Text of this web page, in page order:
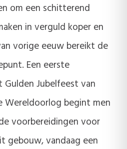
om een schitterend
in verguld koper en
vorige eeuw bereikt de
Een eerste
Jubelfeest van
Wereldoorlog begint men
voorbereidingen voor
gebouw, vandaag een